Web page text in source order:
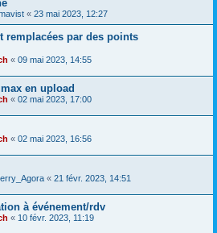
« 23 mai 2023, 12:27
remplacées par des points
« 09 mai 2023, 14:55
en upload
« 02 mai 2023, 17:00
« 02 mai 2023, 16:56
« 21 févr. 2023, 14:51
à événement/rdv
« 10 févr. 2023, 11:19